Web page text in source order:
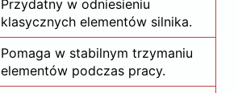
Przydatny w odniesieniu
klasycznych elementów silnika.
Pomaga w stabilnym trzymaniu
elementów podczas pracy.